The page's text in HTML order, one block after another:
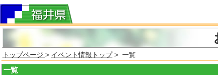
トップページ > イベント情報トップ> 一覧
一覧